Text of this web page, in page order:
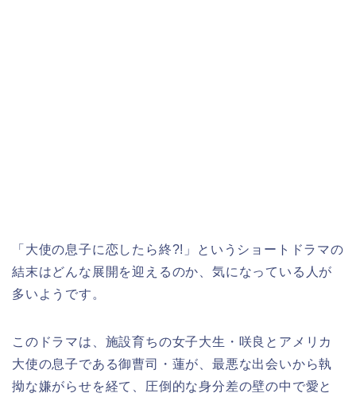
「大使の息子に恋したら終?! 」
というショートドラマの
結末はどんな展開を迎えるのか、気になっている人が
多いようです。
このドラマは、施設育ちの女子大生・咲良とアメリカ
大使の息子である御曹司・蓮が、最悪な出会いから執
拗な嫌がらせを経て、圧倒的な身分差の壁の中で愛と